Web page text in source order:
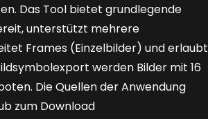
Das Tool bietet grundlegende
unterstützt mehrere
Frames (Einzelbilder) und erlaubt
werden Bilder mit 16
Die Quellen der Anwendung
zum Download